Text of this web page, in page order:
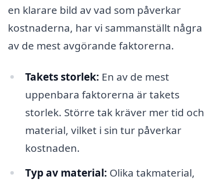
en klarare bild av vad som påverkar
kostnaderna, har vi sammanställt några
av de mest avgörande faktorerna.
Takets storlek: En av de mest
uppenbara faktorerna är takets
storlek. Större tak kräver mer tid och
material, vilket i sin tur påverkar
kostnaden.
Typ av material: Olika takmaterial,